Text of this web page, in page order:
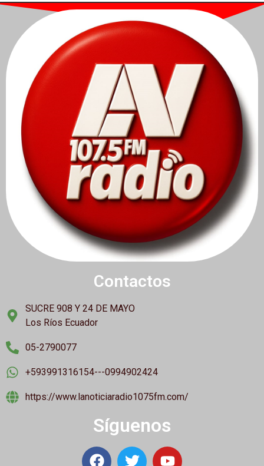
Contactos
SUCRE 908 Y 24 DE MAYO
Los Ríos Ecuador
05-2790077
+593991316154---0994902424
https://www.lanoticiaradio1075fm.com/
Síguenos